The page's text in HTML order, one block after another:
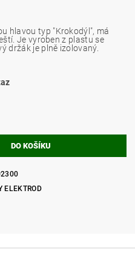
hlavou typ "Krokodýl", má
Je vyroben z plastu se
držák je plně izolovaný.
ELEKTROD